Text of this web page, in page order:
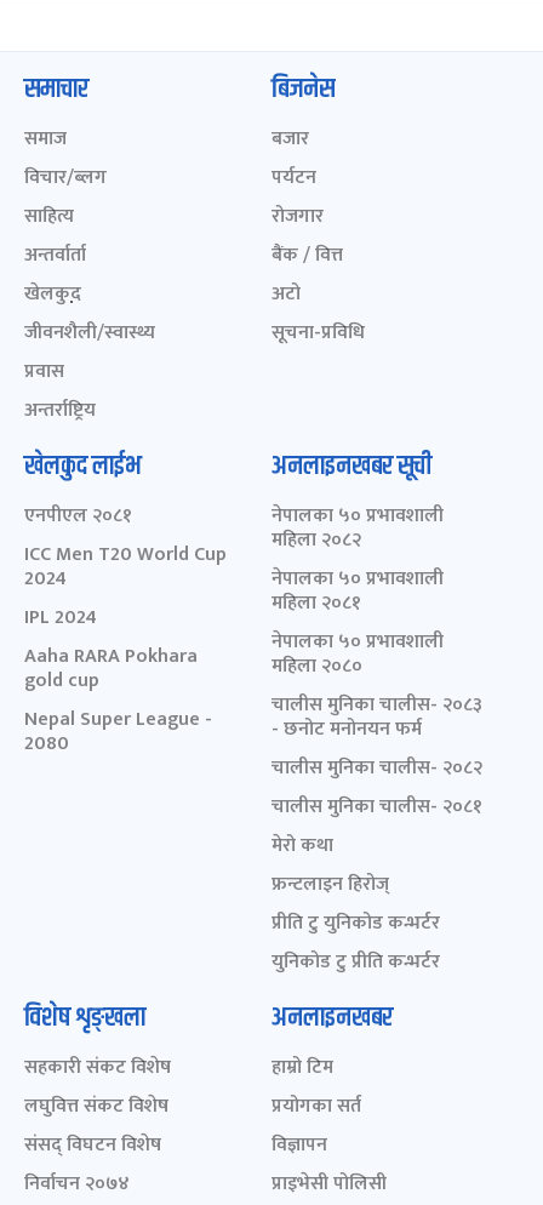
समाचार
समाज
विचार/ब्लग
साहित्य
अन्तर्वार्ता
खेलकुद़़
जीवनशैली/स्वास्थ्य
प्रवास
अन्तर्राष्ट्रिय
बिजनेस
बजार
पर्यटन
रोजगार
बैंक / वित्त
अटो
सूचना-प्रविधि
खेलकुद लाईभ
एनपीएल २०८१
ICC Men T20 World Cup
2024
IPL 2024
Aaha RARA Pokhara
gold cup
Nepal Super League -
2080
अनलाइनखबर सूची
नेपालका ५० प्रभावशाली
महिला २०८२
नेपालका ५० प्रभावशाली
महिला २०८१
नेपालका ५० प्रभावशाली
महिला २०८०
चालीस मुनिका चालीस- २०८३
- छनोट मनोनयन फर्म
चालीस मुनिका चालीस- २०८२
चालीस मुनिका चालीस- २०८१
मेरो कथा
फ्रन्टलाइन हिरोज्
प्रीति टु युनिकोड कन्भर्टर
युनिकोड टु प्रीति कन्भर्टर
विशेष शृङ्खला
सहकारी संकट विशेष
लघुवित्त संकट विशेष
संसद् विघटन विशेष
निर्वाचन २०७४
अनलाइनखबर
हाम्रो टिम
प्रयोगका सर्त
विज्ञापन
प्राइभेसी पोलिसी